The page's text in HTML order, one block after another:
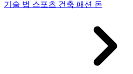
기술 법 스포츠 건축 패션 돈